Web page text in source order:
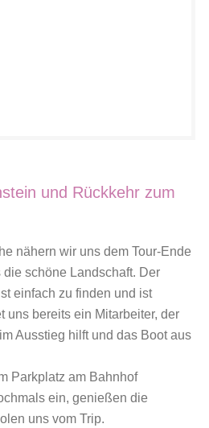
und Rückkehr zum
nähern wir uns dem Tour-Ende
schöne Landschaft. Der
einfach zu finden und ist
uns bereits ein Mitarbeiter, der
Ausstieg hilft und das Boot aus
Parkplatz am Bahnhof
ein, genießen die
uns vom Trip.